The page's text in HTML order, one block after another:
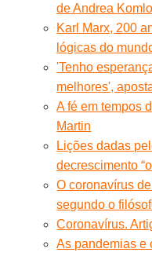
de Andrea
Karl Marx, 200
lógicas do
'Tenho
melhores',
A fé em tempos
Martin
Lições dadas
decrescimento
O coronavírus
segundo o
Coronavírus.
As pandemias e